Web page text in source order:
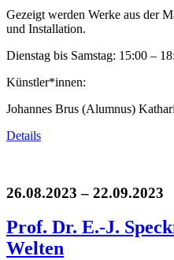
Gezeigt werden Werke aus der
und Installation.
Dienstag bis Samstag: 15:00 –
Künstler*innen:
Johannes Brus (Alumnus)
Details
26.08.2023 – 22.09.2023
Prof. Dr. E.-J.
Welten